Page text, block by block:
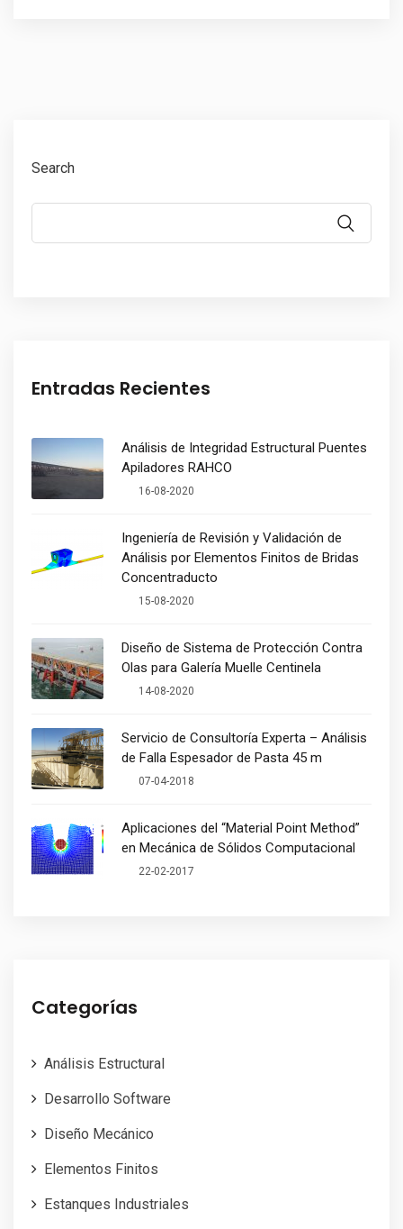
Search
Entradas Recientes
Análisis de Integridad Estructural Puentes
Apiladores RAHCO
16-08-2020
Ingeniería de Revisión y Validación de
Análisis por Elementos Finitos de Bridas
Concentraducto
15-08-2020
Diseño de Sistema de Protección Contra
Olas para Galería Muelle Centinela
14-08-2020
Servicio de Consultoría Experta – Análisis
de Falla Espesador de Pasta 45 m
07-04-2018
Aplicaciones del “Material Point Method”
en Mecánica de Sólidos Computacional
22-02-2017
Categorías
Análisis Estructural
Desarrollo Software
Diseño Mecánico
Elementos Finitos
Estanques Industriales